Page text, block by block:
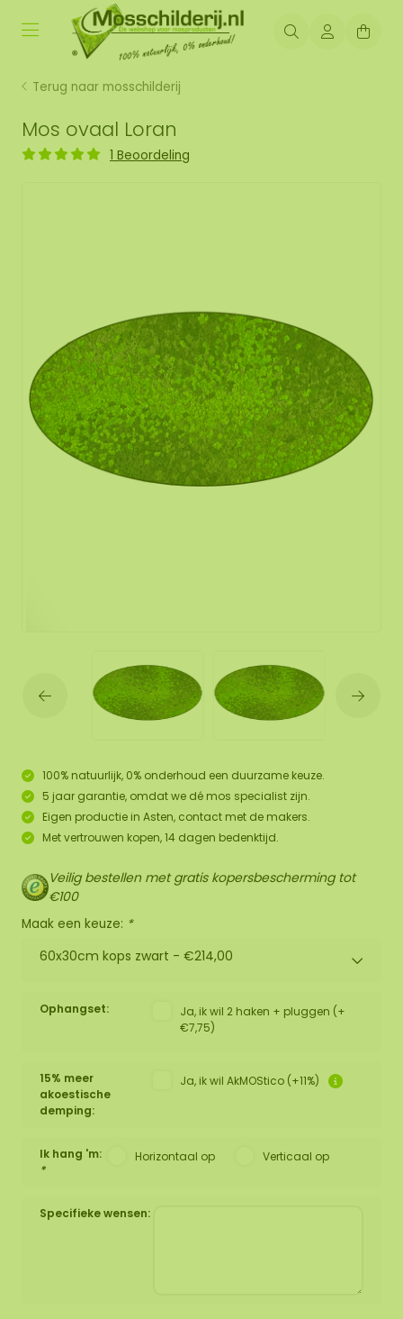
Terug naar mosschilderij
Mos ovaal Loran
1 Beoordeling
100% natuurlijk, 0% onderhoud een duurzame keuze.
5 jaar garantie, omdat we dé mos specialist zijn.
Eigen productie in Asten, contact met de makers.
Met vertrouwen kopen, 14 dagen bedenktijd.
Veilig bestellen met gratis kopersbescherming tot
€100
Maak een keuze: *
60x30cm kops zwart - €214,00
Ophangset:
Ja, ik wil 2 haken + pluggen (+
€7,75)
15% meer
akoestische
demping:
Ja, ik wil AkMOStico (+11%)
Ik hang 'm:
*
Horizontaal op Verticaal op
Specifieke wensen: